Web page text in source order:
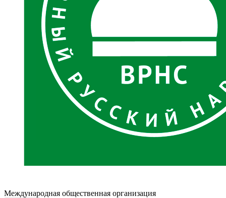
Международная общественная организация